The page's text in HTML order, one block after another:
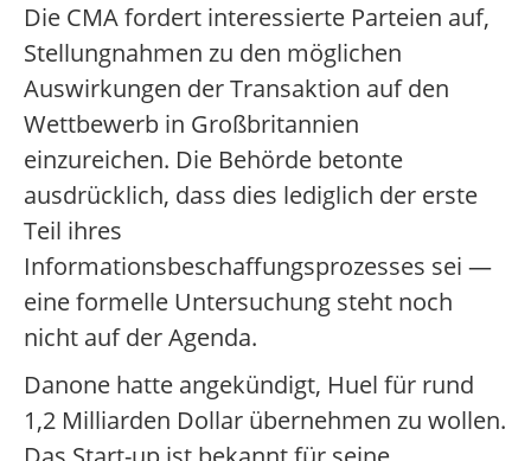
Die CMA fordert interessierte Parteien auf,
Stellungnahmen zu den möglichen
Auswirkungen der Transaktion auf den
Wettbewerb in Großbritannien
einzureichen. Die Behörde betonte
ausdrücklich, dass dies lediglich der erste
Teil ihres
Informationsbeschaffungsprozesses sei —
eine formelle Untersuchung steht noch
nicht auf der Agenda.
Danone hatte angekündigt, Huel für rund
1,2 Milliarden Dollar übernehmen zu wollen.